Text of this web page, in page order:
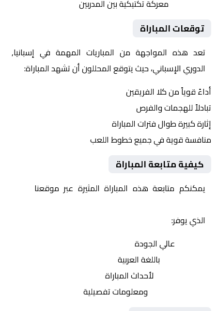
معركة تكتيكية بين المدربين
توقعات المباراة
تعد هذه المواجهة من المباريات المهمة في إسبانيا,
الدوري الإسباني، حيث يتوقع المحللون أن تشهد المباراة:
أداءً قوياً من كلا الفريقين
تبادلاً للهجمات والفرص
إثارة كبيرة طوال فترات المباراة
منافسة قوية في جميع خطوط اللعب
كيفية متابعة المباراة
يمكنكم متابعة هذه المباراة المثيرة عبر موقعنا
الذي يوفر:
عالي الجودة
باللغة العربية
لأحداث المباراة
ومعلومات تفصيلية